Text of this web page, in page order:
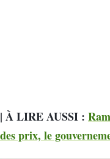
| À LIRE AUSSI :
des prix, le